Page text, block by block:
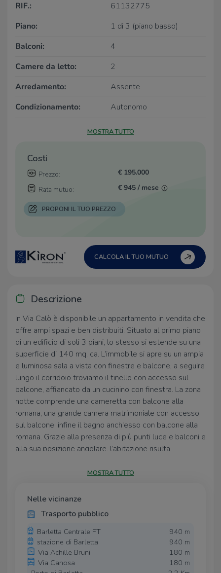
RIF.:
61132775
Piano:
1 di 3 (piano basso)
Balconi:
4
Camere da letto:
2
Arredamento:
Assente
Condizionamento:
Autonomo
MOSTRA TUTTO
Costi
Prezzo:
€ 195.000
Rata mutuo:
€ 945 / mese
PROPONI IL TUO PREZZO
CALCOLA IL TUO MUTUO
Descrizione
In Via Calò è disponibile un appartamento in vendita che
offre ampi spazi e ben distribuiti. Situato al primo piano
di un edificio di soli 3 piani, lo stesso si estende su una
superficie di 140 mq. ca. L’immobile si apre su un ampia
e luminosa sala a vista con finestre e balcone, a seguire
lungo il corridoio troviamo il tinello con accesso sul
balcone, affiancato da un cucinino con finestra. La zona
notte comprende una cameretta con balcone alla
romana, una grande camera matrimoniale con accesso
sul balcone, infine il bagno anch'esso con balcone alla
romana. Grazie alla presenza di più punti luce e balconi e
alla sua posizione angolare, l’abitazione risulta
aria condizionata, garantendo un ambiente confortevole
che esterne per via di lavori di ristrutturazione eseguiti
nel recente passato. L'appartamento è locato ad euro
6.360,00 annui.
Ogni agenzia ha un proprio titolare ed e' autonoma - Le
presenti informazioni non costituiscono elemento
contrattuale.
MOSTRA TUTTO
Nelle vicinanze
Trasporto pubblico
Barletta Centrale FT
940 m
stazione di Barletta
940 m
Via Achille Bruni
180 m
Via Canosa
180 m